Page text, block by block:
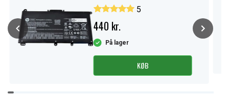
5
440 kr.
På lager
KØB
Item